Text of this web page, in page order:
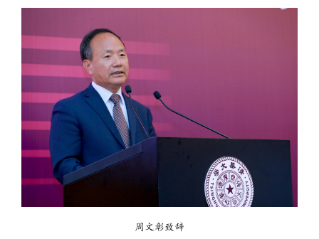
周文彰致辞